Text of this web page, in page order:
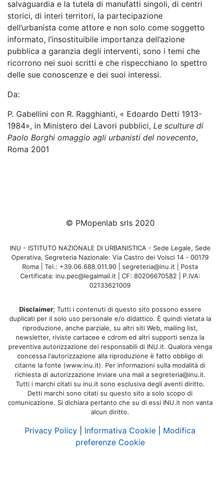
salvaguardia e la tutela di manufatti singoli, di centri
storici, di interi territori, la partecipazione
dell’urbanista come attore e non solo come soggetto
informato, l’insostituibile importanza dell’azione
pubblica a garanzia degli interventi, sono i temi che
ricorrono nei suoi scritti e che rispecchiano lo spettro
delle sue conoscenze e dei suoi interessi.
Da:
P. Gabellini con R. Ragghianti, « Edoardo Detti 1913-
1984», in Ministero dei Lavori pubblici, Le sculture di
Paolo Borghi omaggio agli urbanisti del novecento,
Roma 2001
© PMopenlab srls 2020
INU - ISTITUTO NAZIONALE DI URBANISTICA - Sede Legale, Sede
Operativa, Segreteria Nazionale: Via Castro dei Volsci 14 - 00179
Roma | Tel.: +39.06.688.011.90 | segreteria@inu.it | Posta
Certificata: inu.pec@legalmail.it | CF: 80206670582 | P.IVA:
02133621009
Disclaimer; Tutti i contenuti di questo sito possono essere
duplicati per il solo uso personale e/o didattico. È quindi vietata la
riproduzione, anche parziale, su altri siti Web, mailing list,
newsletter, riviste cartacee e cdrom ed altri supporti senza la
preventiva autorizzazione dei responsabili di INU.it. Qualora venga
concessa l'autorizzazione alla riproduzione è fatto obbligo di
citarne la fonte (www.inu.it). Per informazioni sulla modalità di
richiesta di autorizzazione inviare una mail a segreteria@inu.it.
Tutti i marchi citati su inu.it sono esclusiva degli aventi diritto.
Detti marchi sono citati su questo sito a solo scopo di
comunicazione. Si dichiara pertanto che su di essi INU.it non vanta
alcun diritto.
Privacy Policy Informativa Cookie
Modifica
preferenze Cookie